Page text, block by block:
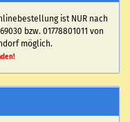
ist NUR nach
bzw. 01778801011 von
möglich.